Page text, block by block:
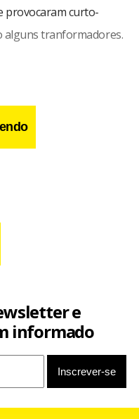
provocaram curto-
alguns tranformadores.
Telegram
Share
e
informado